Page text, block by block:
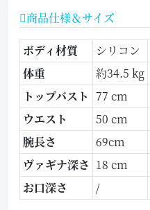
商品仕様＆サイズ
ボディ材質 シリコン
体重
約34.5 kg
トップバスト 77 cm
ウエスト
50 cm
腕長さ
69cm
ヴァギナ深さ 18 cm
お口深さ
/